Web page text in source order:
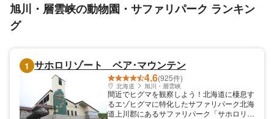
旭川・層雲峡の動物園・サファリパーク ランキン
グ
1 サホロリゾート ベア･マウンテン
4.6(925件)
北海道 旭川・層雲峡
間近でヒグマを観察しよう！北海道に棲息す
るエゾヒグマに特化したサファリパーク北海
道上川郡にあるサファリパーク「サホロリゾ